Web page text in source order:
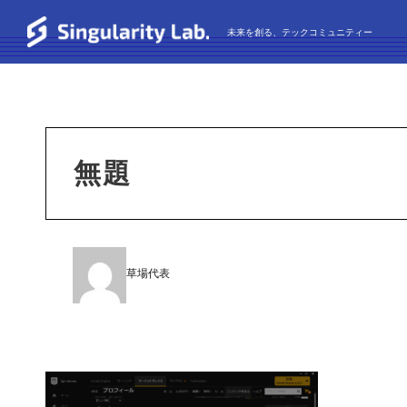
未来を創る、テックコミュニティー
無題
草場代表